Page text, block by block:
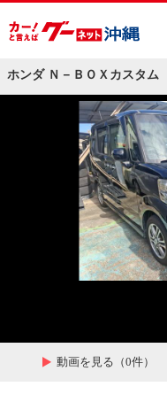
ホンダ Ｎ－ＢＯＸカスタム
動画を見る（0件）